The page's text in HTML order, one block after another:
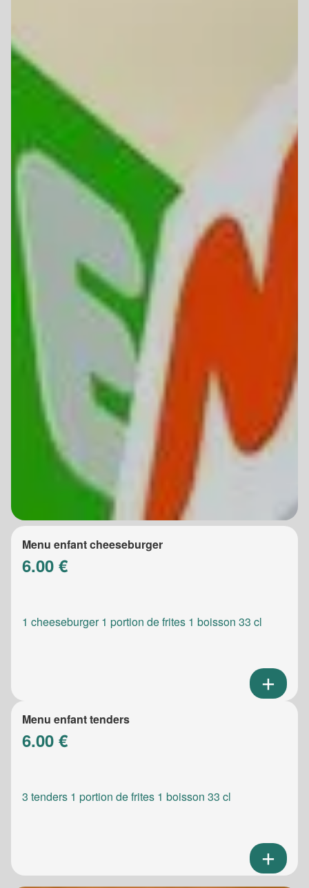
Menu enfant cheeseburger
6.00 €
1 cheeseburger 1 portion de frites 1 boisson 33 cl
Menu enfant tenders
6.00 €
3 tenders 1 portion de frites 1 boisson 33 cl